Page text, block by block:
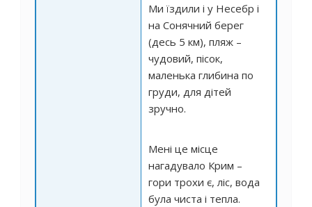
Ми їздили і у Несебр і
на Сонячний берег
(десь 5 км), пляж –
чудовий, пісок,
маленька глибина по
груди, для дітей
зручно.
Мені це місце
нагадувало Крим –
гори трохи є, ліс, вода
була чиста і тепла.